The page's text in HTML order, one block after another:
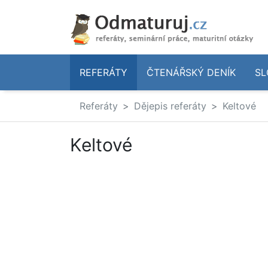
REFERÁTY ČTENÁŘSKÝ DENÍK
Referáty Dějepis referáty Keltové
Keltové